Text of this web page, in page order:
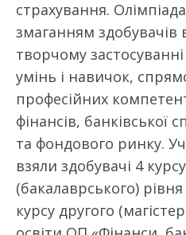
страхування.
змаганням здобувачів
творчому
умінь і навичок,
професійних
фінансів, банківської
та фондового ринку.
взяли здобувачі 4
(бакалаврського)
курсу другого